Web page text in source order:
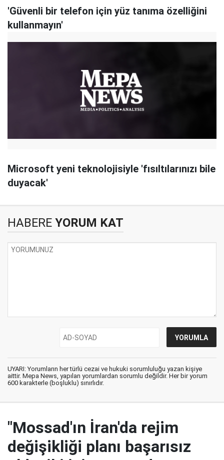
'Güvenli bir telefon için yüz tanıma özelliğini
kullanmayın'
Microsoft yeni teknolojisiyle 'fısıltılarınızı bile
duyacak'
HABERE YORUM KAT
UYARI: Yorumların her türlü cezai ve hukuki sorumluluğu yazan kişiye
aittir. Mepa News, yapılan yorumlardan sorumlu değildir. Her bir yorum
600 karakterle (boşluklu) sınırlıdır.
"Mossad'ın İran'da rejim
değişikliği planı başarısız